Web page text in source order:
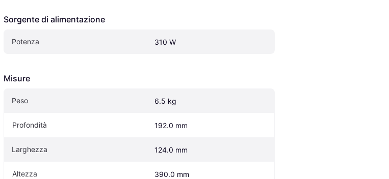
Sorgente di alimentazione
Potenza 310 W
Misure
Peso 6.5 kg
Profondità 192.0 mm
Larghezza 124.0 mm
Altezza 390.0 mm